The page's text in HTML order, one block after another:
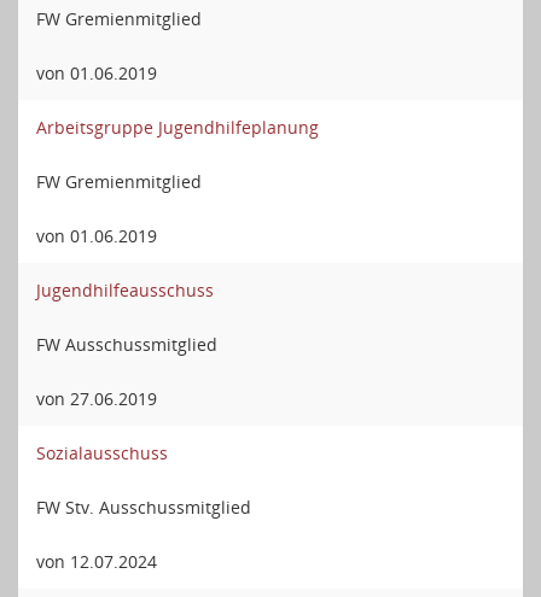
FW Gremienmitglied
von 01.06.2019
Arbeitsgruppe Jugendhilfeplanung
FW Gremienmitglied
von 01.06.2019
Jugendhilfeausschuss
FW Ausschussmitglied
von 27.06.2019
Sozialausschuss
FW Stv. Ausschussmitglied
von 12.07.2024